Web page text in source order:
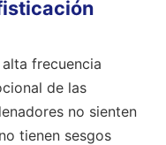
frecuencia
de las
no sienten
tienen sesgos